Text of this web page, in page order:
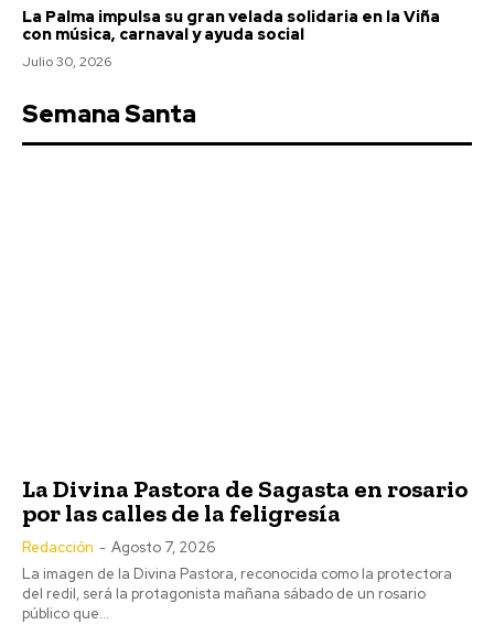
La Palma impulsa su gran velada solidaria en la Viña
con música, carnaval y ayuda social
Julio 30, 2026
Semana Santa
La Divina Pastora de Sagasta en rosario
por las calles de la feligresía
Redacción - Agosto 7, 2026
La imagen de la Divina Pastora, reconocida como la protectora
del redil, será la protagonista mañana sábado de un rosario
público que...